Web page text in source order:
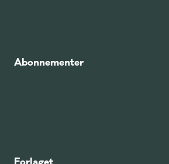
Abonnementer